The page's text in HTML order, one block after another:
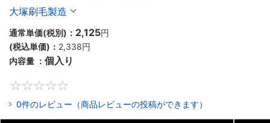
大塚刷毛製造
通常単価(税別)： 2,125円
(税込単価)： 2,338円
内容量 ： 個入り
0件のレビュー（商品レビューの投稿ができます）